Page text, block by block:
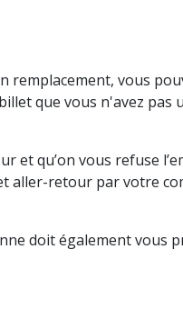
remplacement, vous
que vous n'avez pas
et qu’on vous refuse
aller-retour par votre
doit également vous